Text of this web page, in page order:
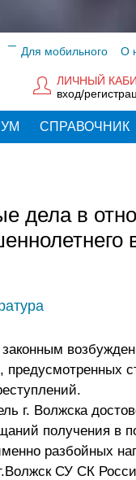
Для мобильного О
ЛИЧНЫЙ
вход/
СПРАВОЧНИК
дела в
предусмотренных
г. Волжска
получения
разбойных
СУ СК